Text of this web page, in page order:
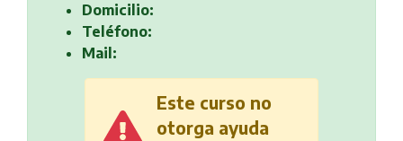
Domicilio:
Teléfono:
Mail:
Este curso no
otorga ayuda